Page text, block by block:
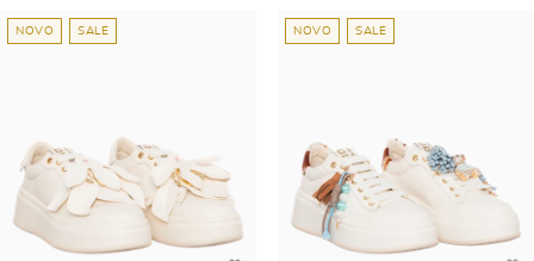
NOVO SALE NOVO SALE